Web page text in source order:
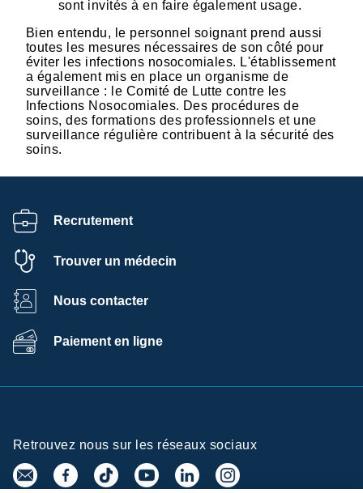
sont invités à en faire également usage.
Bien entendu, le personnel soignant prend aussi
toutes les mesures nécessaires de son côté pour
éviter les infections nosocomiales. L'établissement
a également mis en place un organisme de
surveillance : le Comité de Lutte contre les
Infections Nosocomiales. Des procédures de
soins, des formations des professionnels et une
surveillance régulière contribuent à la sécurité des
soins.
Recrutement
Trouver un médecin
Nous contacter
Paiement en ligne
Retrouvez nous sur les réseaux sociaux